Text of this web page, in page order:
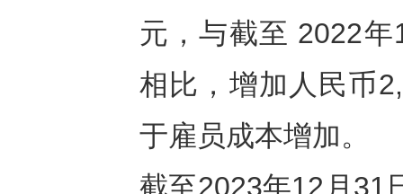
元，与截至 2022
相比，增加人民币
于雇员成本增加。
截至2023年12月31